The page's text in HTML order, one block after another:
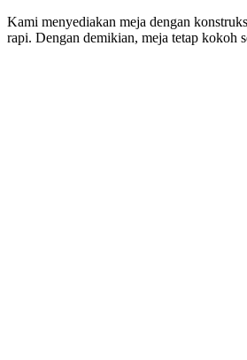
Kami menyediakan meja dengan
rapi. Dengan demikian, meja tetap kokoh